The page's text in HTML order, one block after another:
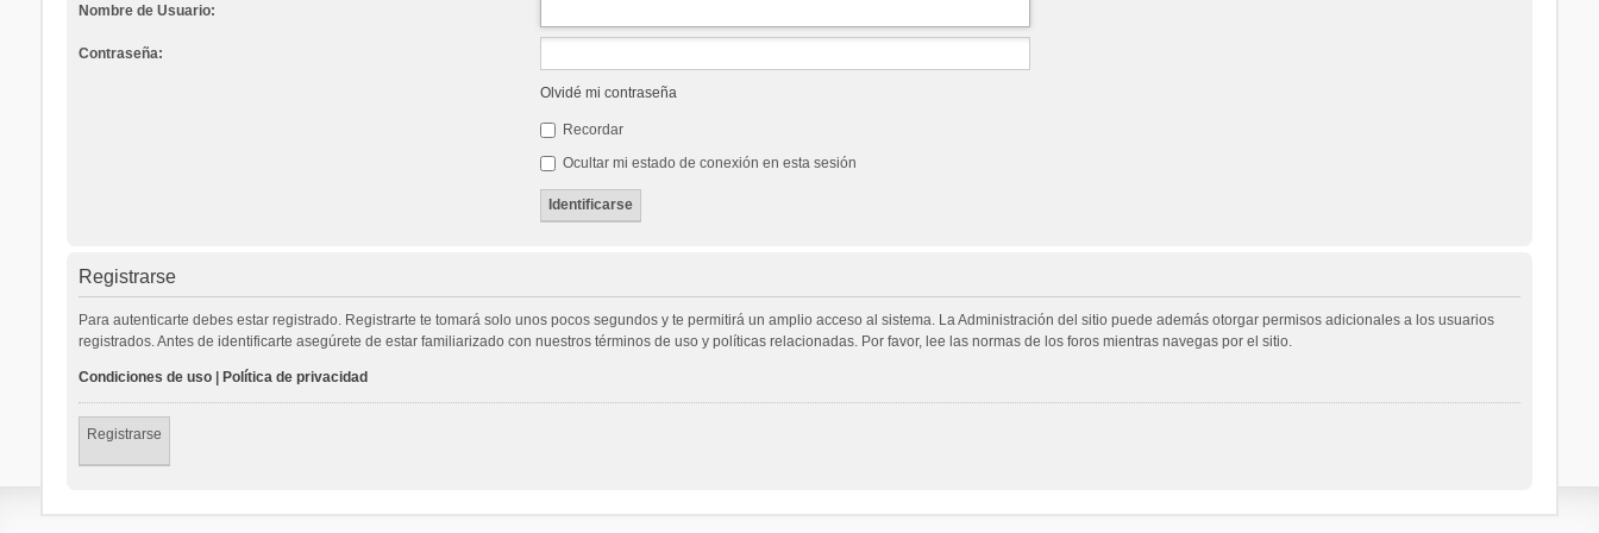
Nombre de Usuario:
Contraseña:
Olvidé mi contraseña
Recordar
Ocultar mi estado de conexión en esta sesión
Registrarse
Para autenticarte debes estar registrado. Registrarte te tomará solo unos pocos segundos y te permitirá un amplio acceso al sistema. La Administración del sitio puede además otorgar permisos adicionales a los usuarios
registrados. Antes de identificarte asegúrete de estar familiarizado con nuestros términos de uso y políticas relacionadas. Por favor, lee las normas de los foros mientras navegas por el sitio.
Condiciones de uso| Política de privacidad
Registrarse